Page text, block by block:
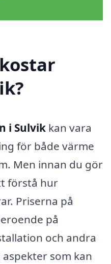
i Sulvik kan vara
för både värme
Men innan du gör
förstå hur
Priserna på
på
och andra
som kan